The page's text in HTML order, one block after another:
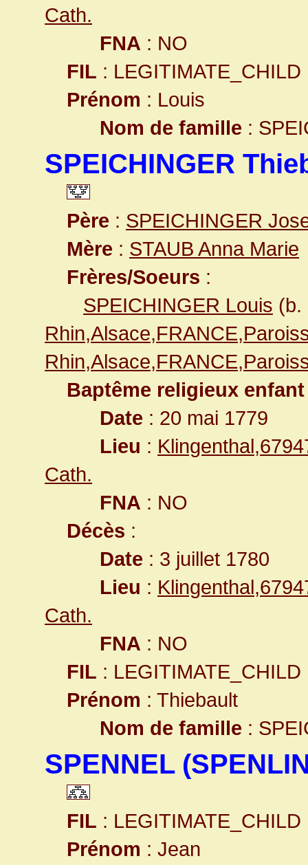
Cath.
FNA : NO
FIL : LEGITIMATE_CHILD
Prénom : Louis
Nom de famille :
SPEICHINGER
Père : SPEICHINGER
Mère : STAUB Anna Marie
Frères/Soeurs :
SPEICHINGER Louis
Baptême religieux enfant
Date : 20 mai 1779
Lieu :
Cath.
FNA : NO
Décès :
Date : 3 juillet 1780
Lieu :
Cath.
FNA : NO
FIL : LEGITIMATE_CHILD
Prénom : Thiebault
Nom de famille :
SPENNEL
FIL : LEGITIMATE_CHILD
Prénom : Jean